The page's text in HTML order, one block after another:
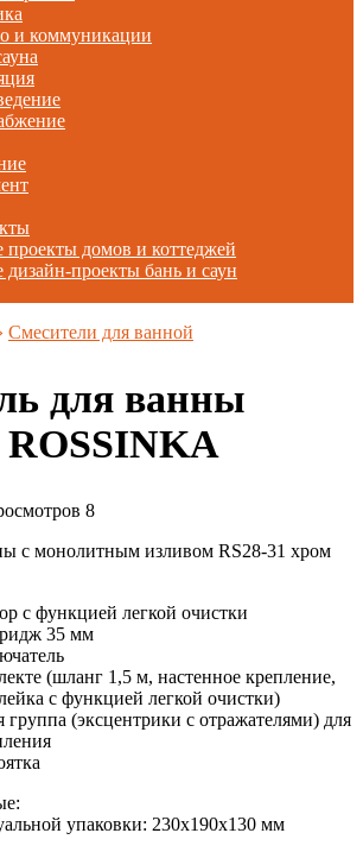
и коммуникации
проекты домов и коттеджей
дизайн-проекты бань и саун
Смесители для ванной
для ванны
ROSSINKA
8
с монолитным изливом RS28-31 хром
с функцией легкой очистки
35 мм
(шланг 1,5 м, настенное крепление,
с функцией легкой очистки)
группа (эксцентрики с отражателями) для
упаковки: 230х190х130 мм